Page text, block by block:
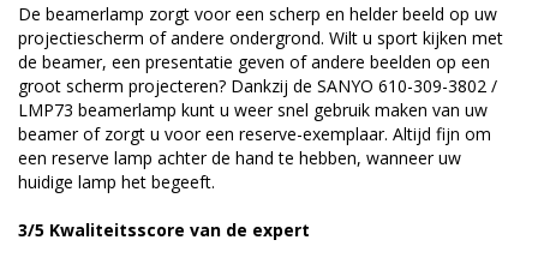
De beamerlamp zorgt voor een scherp en helder beeld op uw
projectiescherm of andere ondergrond. Wilt u sport kijken met
de beamer, een presentatie geven of andere beelden op een
groot scherm projecteren? Dankzij de SANYO 610-309-3802 /
LMP73 beamerlamp kunt u weer snel gebruik maken van uw
beamer of zorgt u voor een reserve-exemplaar. Altijd fijn om
een reserve lamp achter de hand te hebben, wanneer uw
huidige lamp het begeeft.
3/5 Kwaliteitsscore van de expert